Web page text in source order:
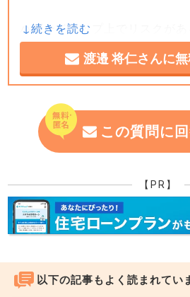
ハザードマップ上でリスクがあ
確かに慎重になる必要があり
ただ、ライフスタイルや学区
だからこそ、「将来も納得で
見極めるために、最低限チェ
→ 浸水リスクが高いと、住宅
しくなったり、水災補償付きの
渡邉 将仁さんに
この質問に
【PR】
以下の記事もよく読まれてい